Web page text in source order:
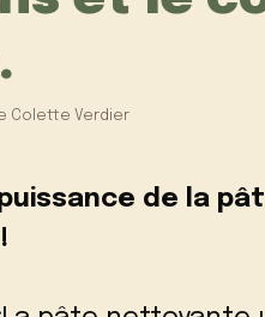
Colette Verdier
de la